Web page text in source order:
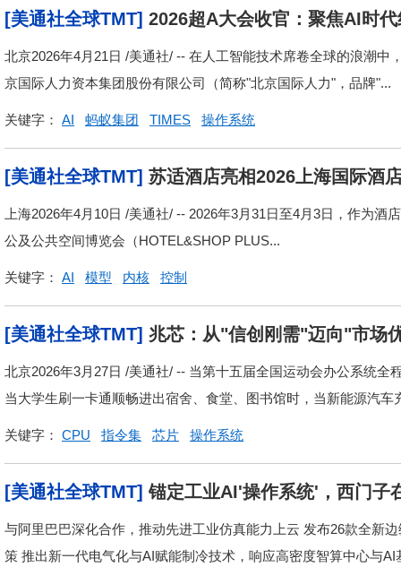
[美通社全球TMT] 2026超A大会收官：聚焦AI时
北京2026年4月21日 /美通社/ -- 在人工智能技术席卷全球的浪潮
京国际人力资本集团股份有限公司（简称"北京国际人力"，品牌"...
关键字： AI 蚂蚁集团 TIMES 操作系统
[美通社全球TMT] 苏适酒店亮相2026上海国际酒
店行业新生态
上海2026年4月10日 /美通社/ -- 2026年3月31日至4月3日，作为
公及公共空间博览会（HOTEL&SHOP PLUS...
关键字： AI 模型 内核 控制
[美通社全球TMT] 兆芯：从"信创刚需"迈向"市场
北京2026年3月27日 /美通社/ -- 当第十五届全国运动会办公系统
当大学生刷一卡通顺畅进出宿舍、食堂、图书馆时，当新能源汽
关键字： CPU 指令集 芯片 操作系统
[美通社全球TMT] 锚定工业AI'操作系统'，西门子
与阿里巴巴深化合作，推动先进工业仿真能力上云 发布26款全新
策 推出新一代电气化与AI赋能制冷技术，响应高密度智算中心与AI